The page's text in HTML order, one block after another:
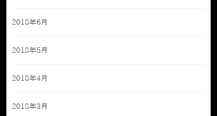
2018年6月
2018年5月
2018年4月
2018年3月